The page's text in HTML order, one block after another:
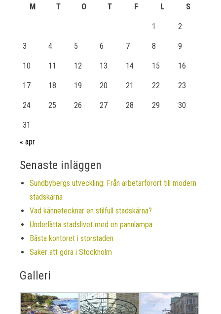
M
T O T F L S
1 2
3 4 5 6 7 8 9
10 11 12 13 14 15 16
17 18 19 20 21 22 23
24 25 26 27 28 29 30
31
« apr
Senaste inläggen
Sundbybergs utveckling: Från arbetarförort till modern
stadskärna
Vad kännetecknar en stilfull stadskärna?
Underlätta stadslivet med en pannlampa
Bästa kontoret i storstaden
Saker att göra i Stockholm
Galleri